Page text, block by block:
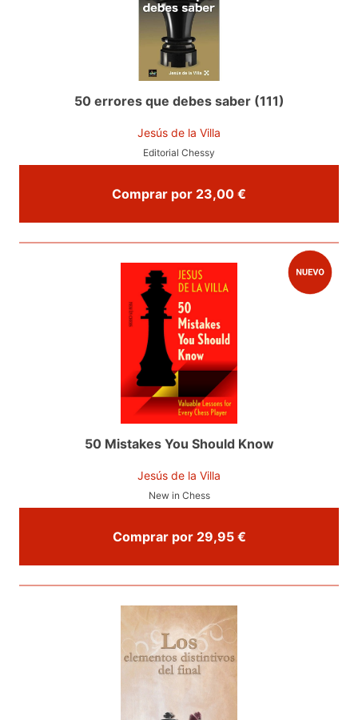
50 errores que debes saber (111)
Jesús de la Villa
Editorial Chessy
Comprar por 23,00 €
50 Mistakes You Should Know
Jesús de la Villa
New in Chess
Comprar por 29,95 €